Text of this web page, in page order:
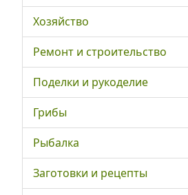
Хозяйство
Ремонт и строительство
Поделки и рукоделие
Грибы
Рыбалка
Заготовки и рецепты